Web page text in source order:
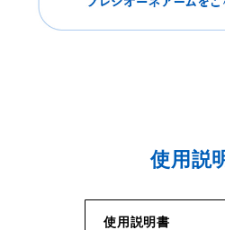
使用説
使用説明書